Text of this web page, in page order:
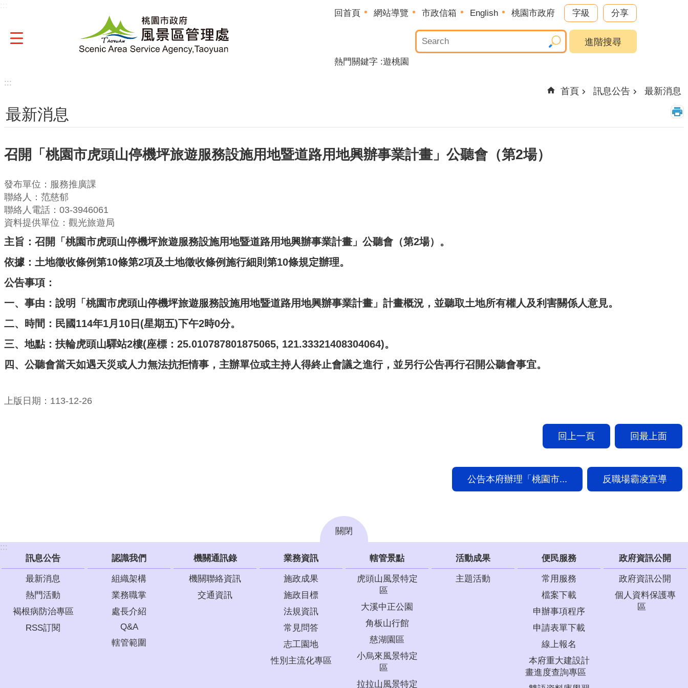
回首頁 網站導覽 市政信箱 English 桃園市政府 字級 分享
進階搜尋
熱門關鍵字 遊桃園
:::
首頁 訊息公告 最新消息
最新消息
召開「桃園市虎頭山停機坪旅遊服務設施用地暨道路用地興辦事業計畫」公聽會（第2場）
發布單位：服務推廣課
聯絡人：范慈郁
聯絡人電話：03-3946061
資料提供單位：觀光旅遊局
主旨：召開「桃園市虎頭山停機坪旅遊服務設施用地暨道路用地興辦事業計畫」公聽會（第2場）。
依據：土地徵收條例第10條第2項及土地徵收條例施行細則第10條規定辦理。
公告事項：
一、事由：說明「桃園市虎頭山停機坪旅遊服務設施用地暨道路用地興辦事業計畫」計畫概況，並聽取土地所有權人及利害關係人意見。
二、時間：民國114年1月10日(星期五)下午2時0分。
三、地點：扶輪虎頭山驛站2樓(座標：25.010787801875065, 121.33321408304064)。
四、公聽會當天如遇天災或人力無法抗拒情事，主辦單位或主持人得終止會議之進行，並另行公告再行召開公聽會事宜。
上版日期：113-12-26
回上一頁 回最上面
公告本府辦理「桃園市... 反職場霸凌宣導
關閉
:::
訊息公告
最新消息
熱門活動
褐根病防治專區
RSS訂閱
認識我們
組織架構
業務職掌
處長介紹
Q&A
轄管範圍
機關通訊錄
機關聯絡資訊
交通資訊
業務資訊
施政成果
施政目標
法規資訊
常見問答
志工園地
性別主流化專區
轄管景點
虎頭山風景特定
區
大溪中正公園
角板山行館
慈湖園區
小烏來風景特定
區
拉拉山風景特定
活動成果
主題活動
便民服務
常用服務
檔案下載
申辦事項程序
申請表單下載
線上報名
本府重大建設計
畫進度查詢專區
政府資訊公開
政府資訊公開
個人資料保護專
區